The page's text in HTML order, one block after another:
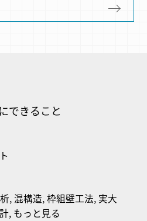
できること
,混構造,枠組壁工法, 実大
, もっと見る